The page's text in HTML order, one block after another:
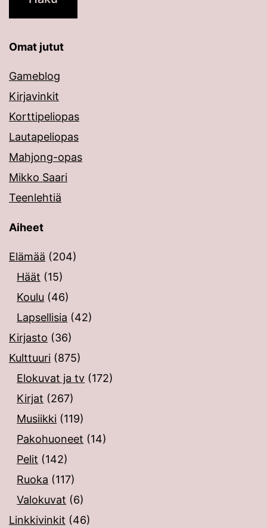
Omat jutut
Gameblog
Kirjavinkit
Korttipeliopas
Lautapeliopas
Mahjong-opas
Mikko Saari
Teenlehtiä
Aiheet
Elämää (204)
Häät (15)
Koulu (46)
Lapsellisia (42)
Kirjasto (36)
Kulttuuri (875)
Elokuvat ja tv (172)
Kirjat (267)
Musiikki (119)
Pakohuoneet (14)
Pelit (142)
Ruoka (117)
Valokuvat (6)
Linkkivinkit (46)